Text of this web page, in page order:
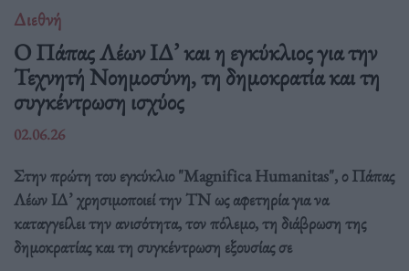
Διεθνή
Ο Πάπας Λέων ΙΔ’ και η εγκύκλιος για την
Τεχνητή Νοημοσύνη, τη δημοκρατία και τη
συγκέντρωση ισχύος
02.06.26
Στην πρώτη του εγκύκλιο "Magnifica Humanitas", ο Πάπας
Λέων ΙΔ’ χρησιμοποιεί την ΤΝ ως αφετηρία για να
καταγγείλει την ανισότητα, τον πόλεμο, τη διάβρωση της
δημοκρατίας και τη συγκέντρωση εξουσίας σε